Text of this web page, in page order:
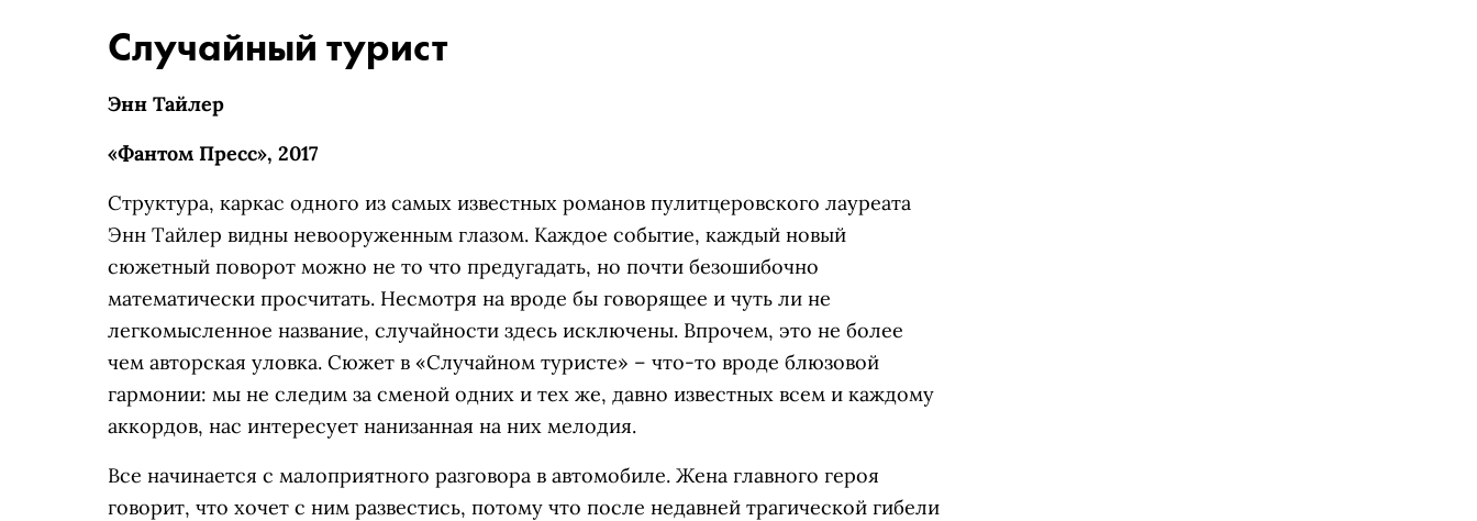
Случайный турист
Энн Тайлер
«Фантом Пресс», 2017
Структура, каркас одного из самых известных романов пулитцеровского лауреата
Энн Тайлер видны невооруженным глазом. Каждое событие, каждый новый
сюжетный поворот можно не то что предугадать, но почти безошибочно
математически просчитать. Несмотря на вроде бы говорящее и чуть ли не
легкомысленное название, случайности здесь исключены. Впрочем, это не более
чем авторская уловка. Сюжет в «Случайном туристе» – что-то вроде блюзовой
гармонии: мы не следим за сменой одних и тех же, давно известных всем и каждому
аккордов, нас интересует нанизанная на них мелодия.
Все начинается с малоприятного разговора в автомобиле. Жена главного героя
говорит, что хочет с ним развестись, потому что после недавней трагической гибели